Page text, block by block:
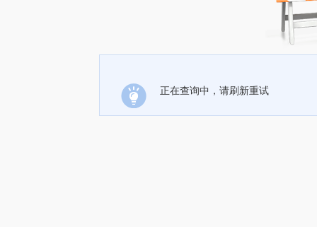
正在查询中，请刷新重试